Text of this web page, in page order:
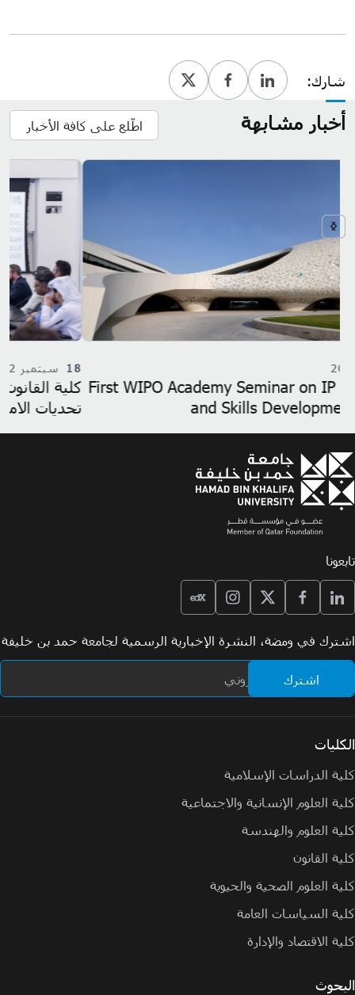
شارك:
أخبار مشابهة اطّلع على كافة الأخبار
First كلية القانون وشركة سيمنس للطاقة يناقشان
تحديات الامتثال التنظيمي للشركات في قطر
تابعونا
اشترك في ومضة، النشرة الإخبارية الرسمية لجامعة حمد بن خليفة
الكليات
كلية الدراسات الإسلامية
كلية العلوم الإنسانية والاجتماعية
كلية العلوم والهندسة
كلية القانون
كلية العلوم الصحية والحيوية
كلية السياسات العامة
كلية الاقتصاد والإدارة
البحوث